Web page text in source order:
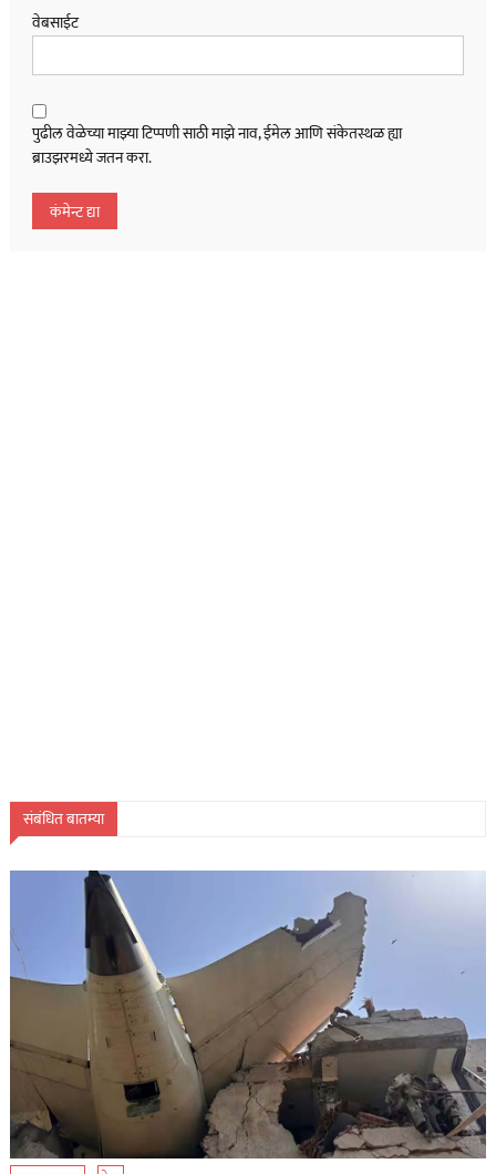
वेबसाईट
पुढील वेळेच्या माझ्या टिप्पणी साठी माझे नाव, ईमेल आणि संकेतस्थळ ह्या
ब्राउझरमध्ये जतन करा.
संबंधित बातम्या